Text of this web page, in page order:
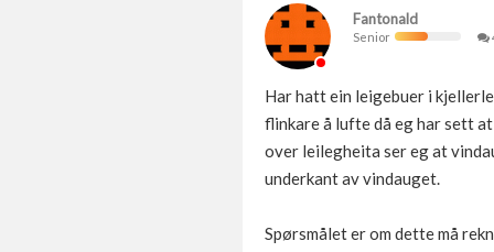
Fantonald
Senior
Har hatt ein leigebuer i
flinkare å lufte då eg har sett
over leilegheita ser eg at
underkant av vindauget.
Spørsmålet er om dette må